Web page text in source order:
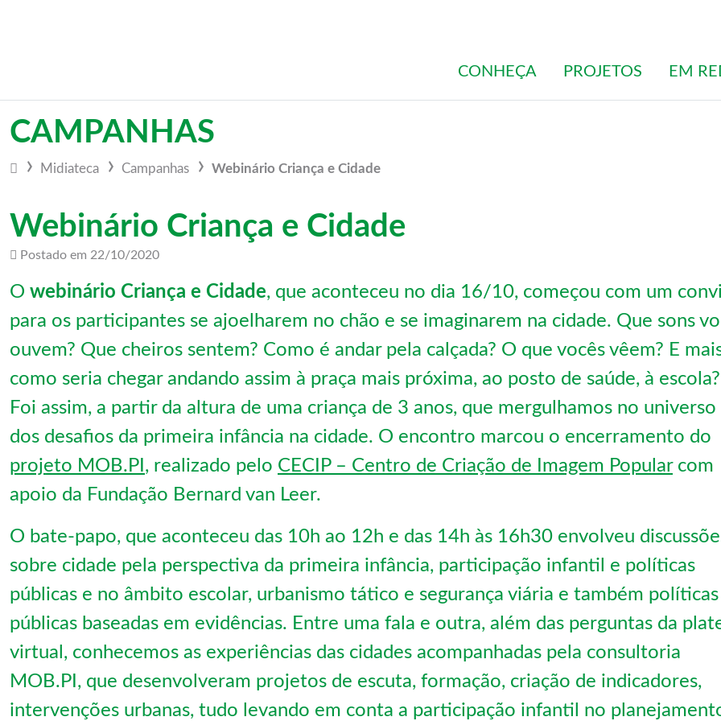
CONHEÇA PROJETOS EM
CAMPANHAS
Midiateca Campanhas Webinário Criança e Cidade
Webinário Criança e Cidade
Postado em 22/10/2020
O webinário Criança e Cidade, que aconteceu no dia 16/10, começou com um
para os participantes se ajoelharem no chão e se imaginarem na cidade. Que sons
ouvem? Que cheiros sentem? Como é andar pela calçada? O que vocês vêem? E
como seria chegar andando assim à praça mais próxima, ao posto de saúde, à escola?
Foi assim, a partir da altura de uma criança de 3 anos, que mergulhamos no universo
dos desafios da primeira infância na cidade. O encontro marcou o encerramento do
projeto MOB.PI , realizado pelo CECIP – Centro de Criação de Imagem Popularcom
apoio da Fundação Bernard van Leer.
O bate-papo, que aconteceu das 10h ao 12h e das 14h às 16h30 envolveu
sobre cidade pela perspectiva da primeira infância, participação infantil e políticas
públicas e no âmbito escolar, urbanismo tático e segurança viária e também políticas
públicas baseadas em evidências. Entre uma fala e outra, além das perguntas da
virtual, conhecemos as experiências das cidades acompanhadas pela consultoria
MOB.PI, que desenvolveram projetos de escuta, formação, criação de indicadores,
intervenções urbanas, tudo levando em conta a participação infantil no